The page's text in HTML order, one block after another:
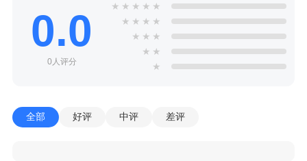
0.0
0人评分
★ ★ ★ ★ ★
★ ★ ★ ★
★ ★ ★
★ ★
★
全部 好评 中评 差评